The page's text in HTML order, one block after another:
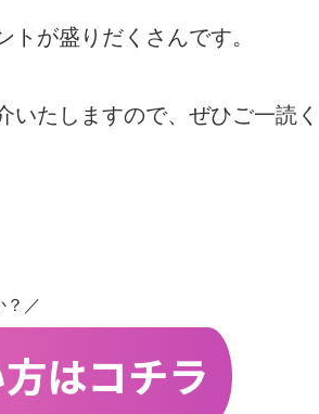
が盛りだくさんです。
たしますので、ぜひご一読く
？／